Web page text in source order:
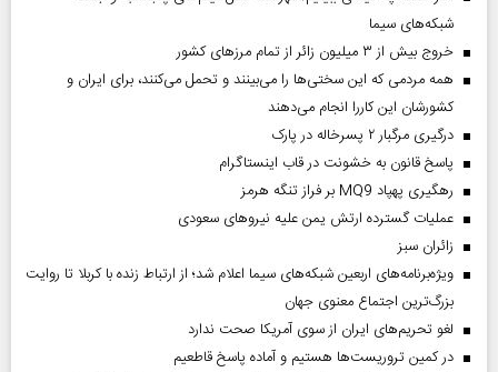
شبکه‌های سیما
خروج بیش از ۳ میلیون زائر از تمام مرز‌های کشور
همه مردمی که این سختی‌ها را می‌بینند و تحمل می‌کنند، برای ایران و
کشورشان این کاررا انجام می‌دهند
درگیری مرگبار ۲ پسرخاله در پارک
پاسخ قانون به خشونت در قاب اینستاگرام
رهگیری پهپاد MQ9 بر فراز تنگه هرمز
عملیات گسترده ارتش یمن علیه نیروهای سعودی
‌زائران سبز
ویژه‌برنامه‌های اربعین شبکه‌های سیما اعلام شد؛ از ارتباط زنده با کربلا تا روایت
بزرگ‌ترین اجتماع معنوی جهان
لغو تحریم‌های ایران از سوی آمریکا صحت ندارد
در کمین تروریست‌ها هستیم و آماده پاسخ قاطعیم